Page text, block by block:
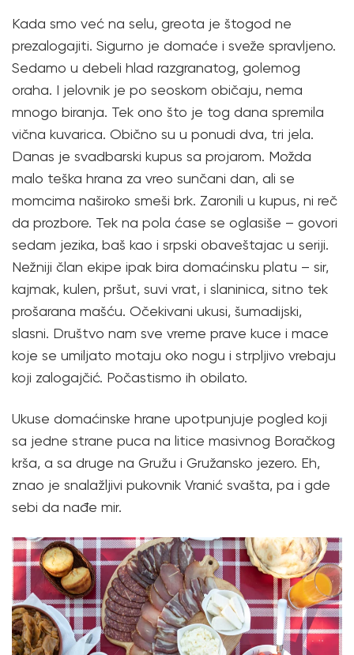
Kada smo već na selu, greota je štogod ne
prezalogajiti. Sigurno je domaće i sveže spravljeno.
Sedamo u debeli hlad razgranatog, golemog
oraha. I jelovnik je po seoskom običaju, nema
mnogo biranja. Tek ono što je tog dana spremila
vična kuvarica. Obično su u ponudi dva, tri jela.
Danas je svadbarski kupus sa projarom. Možda
malo teška hrana za vreo sunčani dan, ali se
momcima naširoko smeši brk. Zaronili u kupus, ni reč
da prozbore. Tek na pola ćase se oglasiše – govori
sedam jezika, baš kao i srpski obaveštajac u seriji.
Nežniji član ekipe ipak bira domaćinsku platu – sir,
kajmak, kulen, pršut, suvi vrat, i slaninica, sitno tek
prošarana mašću. Očekivani ukusi, šumadijski,
slasni. Društvo nam sve vreme prave kuce i mace
koje se umiljato motaju oko nogu i strpljivo vrebaju
koji zalogajčić. Počastismo ih obilato.
Ukuse domaćinske hrane upotpunjuje pogled koji
sa jedne strane puca na litice masivnog Boračkog
krša, a sa druge na Gružu i Gružansko jezero. Eh,
znao je snalažljivi pukovnik Vranić svašta, pa i gde
sebi da nađe mir.